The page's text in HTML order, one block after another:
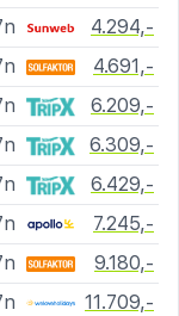
4.294,-
4.691,-
6.209,-
6.309,-
6.429,-
7.245,-
9.180,-
11.709,-